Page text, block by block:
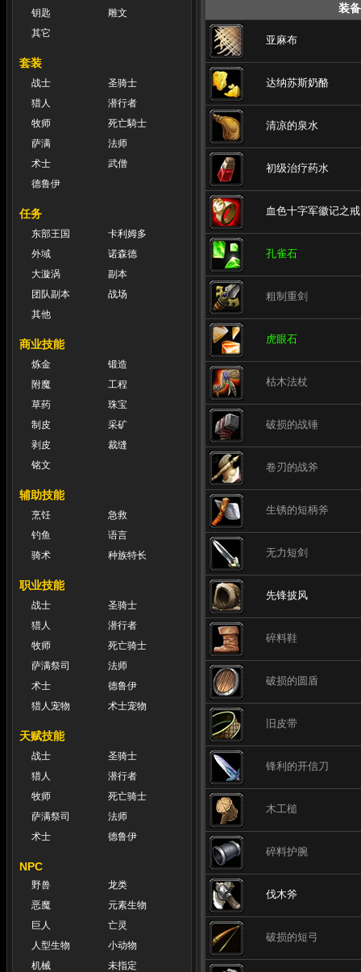
钥匙
雕文
其它
套装
战士
圣骑士
猎人
潜行者
牧师
死亡騎士
萨满
法师
术士
武僧
德鲁伊
任务
东部王国
卡利姆多
外域
诺森德
大漩涡
副本
团队副本
战场
其他
商业技能
炼金
锻造
附魔
工程
草药
珠宝
制皮
采矿
剥皮
裁缝
铭文
辅助技能
烹饪
急救
钓鱼
语言
骑术
种族特长
职业技能
战士
圣骑士
猎人
潜行者
牧师
死亡骑士
萨满祭司
法师
术士
德鲁伊
猎人宠物
术士宠物
天赋技能
战士
圣骑士
猎人
潜行者
牧师
死亡骑士
萨满祭司
法师
术士
德鲁伊
NPC
野兽
龙类
恶魔
元素生物
巨人
亡灵
人型生物
小动物
机械
未指定
装备
亚麻布
达纳苏斯奶酪
清凉的泉水
初级治疗药水
血色十字军徽记之戒
孔雀石
粗制重剑
虎眼石
枯木法杖
破损的战锤
卷刃的战斧
生锈的短柄斧
无力短剑
先锋披风
碎料鞋
破损的圆盾
旧皮带
锋利的开信刀
木工槌
碎料护腕
伐木斧
破损的短弓